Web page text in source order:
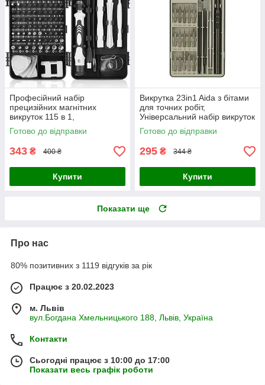
Професійний набір
прецизійних магнітних
викруток 115 в 1,
Універсальний інструмент
для ремонту електроніки
Готово до відправки
343 ₴ 400 ₴
Купити
Викрутка 23in1 Aida з бітами
для точних робіт,
Універсальний набір викруток
з насадками для ремонту
дрібної техніки
Готово до відправки
295 ₴ 344 ₴
Купити
Показати ще
Про нас
80% позитивних з 1119 відгуків за рік
Працює з 20.02.2023
м. Львів
вул.Богдана Хмельницького 188, Львів, Україна
Контакти
Сьогодні працює з 10:00 до 17:00
Показати весь графік роботи